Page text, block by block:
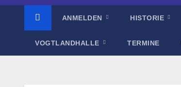
ANMELDEN HISTORIE
VOGTLANDHALLE TERMINE